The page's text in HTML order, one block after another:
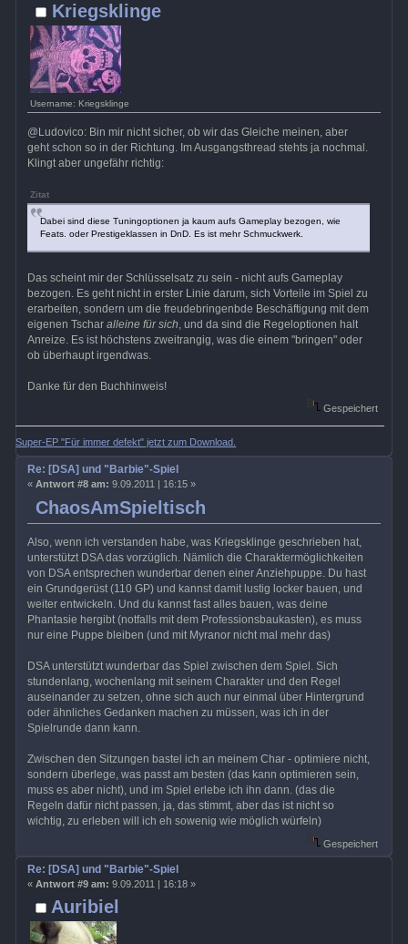
Kriegsklinge
Username: Kriegsklinge
@Ludovico: Bin mir nicht sicher, ob wir das Gleiche meinen, aber
geht schon so in der Richtung. Im Ausgangsthread stehts ja nochmal.
Klingt aber ungefähr richtig:
Zitat
Dabei sind diese Tuningoptionen ja kaum aufs Gameplay bezogen, wie
Feats. oder Prestigeklassen in DnD. Es ist mehr Schmuckwerk.
Das scheint mir der Schlüsselsatz zu sein - nicht aufs Gameplay
bezogen. Es geht nicht in erster Linie darum, sich Vorteile im Spiel zu
erarbeiten, sondern um die freudebringenbde Beschäftigung mit dem
eigenen Tschar alleine für sich , und da sind die Regeloptionen halt
Anreize. Es ist höchstens zweitrangig, was die einem "bringen" oder
ob überhaupt irgendwas.
Danke für den Buchhinweis!
Gespeichert
Super-EP "Für immer defekt" jetzt zum Download.
ChaosAmSpieltisch
Re: [DSA] und "Barbie"-Spiel
« Antwort #8 am: 9.09.2011 | 16:15 »
Also, wenn ich verstanden habe, was Kriegsklinge geschrieben hat,
unterstützt DSA das vorzüglich. Nämlich die Charaktermöglichkeiten
von DSA entsprechen wunderbar denen einer Anziehpuppe. Du hast
ein Grundgerüst (110 GP) und kannst damit lustig locker bauen, und
weiter entwickeln. Und du kannst fast alles bauen, was deine
Phantasie hergibt (notfalls mit dem Professionsbaukasten), es muss
nur eine Puppe bleiben (und mit Myranor nicht mal mehr das)
DSA unterstützt wunderbar das Spiel zwischen dem Spiel. Sich
stundenlang, wochenlang mit seinem Charakter und den Regel
auseinander zu setzen, ohne sich auch nur einmal über Hintergrund
oder ähnliches Gedanken machen zu müssen, was ich in der
Spielrunde dann kann.
Zwischen den Sitzungen bastel ich an meinem Char - optimiere nicht,
sondern überlege, was passt am besten (das kann optimieren sein,
muss es aber nicht), und im Spiel erlebe ich ihn dann. (das die
Regeln dafür nicht passen, ja, das stimmt, aber das ist nicht so
wichtig, zu erleben will ich eh sowenig wie möglich würfeln)
Gespeichert
Auribiel
Re: [DSA] und "Barbie"-Spiel
« Antwort #9 am: 9.09.2011 | 16:18 »